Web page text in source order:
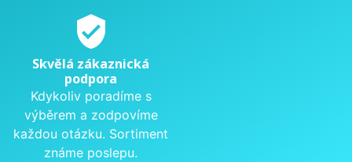
verified_user
Skvělá zákaznická
podpora
Kdykoliv poradíme s
výběrem a zodpovíme
každou otázku. Sortiment
známe poslepu.